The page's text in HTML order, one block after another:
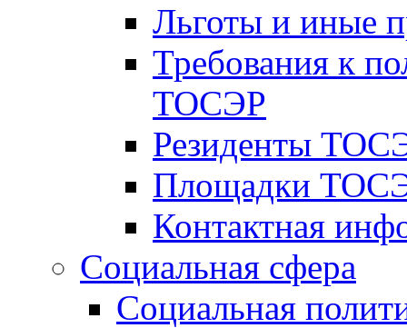
Льготы и иные
Требования к
ТОСЭР
Резиденты
Площадки
Контактная
Социальная сфера
Социальная